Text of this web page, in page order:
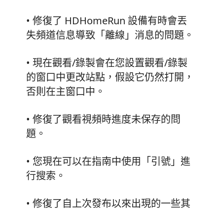
• 修復了 HDHomeRun 設備有時會丟
失頻道信息導致「離線」消息的問題。
• 現在觀看/錄製會在您設置觀看/錄製
的窗口中更改站點，假設它仍然打開，
否則在主窗口中。
• 修復了觀看視頻時進度未保存的問
題。
• 您現在可以在指南中使用「引號」進
行搜索。
• 修復了自上次發布以來出現的一些其